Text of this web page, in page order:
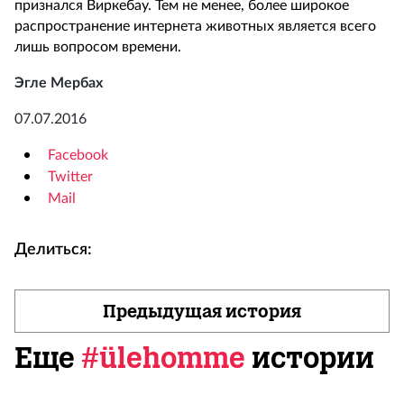
признался Виркебау. Тем не менее, более широкое
распространение интернета животных является всего
лишь вопросом времени.
Эгле Мербах
07.07.2016
Facebook
Twitter
Mail
Делиться:
Предыдущая история
Еще #ülehomme истории